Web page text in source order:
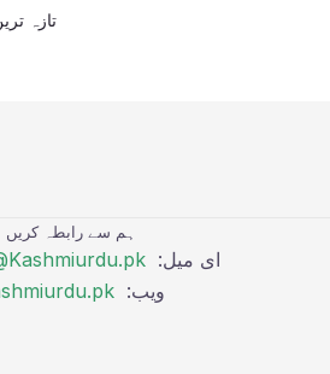
تازہ
ہم سے رابطہ کریں
ای میل:
ویب: